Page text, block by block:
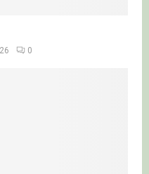
0